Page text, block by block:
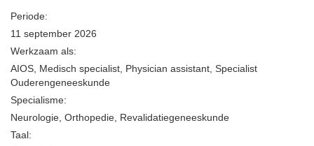
Periode:
11 september 2026
Werkzaam als:
AIOS, Medisch specialist, Physician assistant, Specialist
Ouderengeneeskunde
Specialisme:
Neurologie, Orthopedie, Revalidatiegeneeskunde
Taal: